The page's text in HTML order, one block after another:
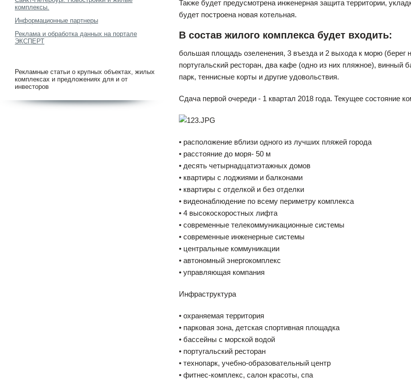
Также будет предусмотрена инженерная защита территории,
будет построена новая котельная.
В состав жилого комплекса будет входить:
большая площадь озеленения, 3 въезда и 2 выхода к морю (берег
португальский ресторан, два кафе (одно из них пляжное), винный
парк, теннисные корты и другие удовольствия.
Сдача первой очереди - 1 квартал 2018 года. Текущее состояние
• расположение вблизи одного из лучших пляжей города
• расстояние до моря- 50 м
• десять четырнадцатиэтажных домов
• квартиры с лоджиями и балконами
• квартиры с отделкой и без отделки
• видеонаблюдение по всему периметру комплекса
• 4 высокоскоростных лифта
• современные телекоммуникационные системы
• современные инженерные системы
• центральные коммуникации
• автономный энергокомплекс
• управляющая компания
Инфраструктура
• охраняемая территория
• парковая зона, детская спортивная площадка
• бассейны с морской водой
• португальский ресторан
• технопарк, учебно-образовательный центр
• фитнес-комплекс, салон красоты, спа
комплексы.
Информационные партнеры
Реклама и обработка данных на портале
ЭКСПЕРТ
Рекламные статьи о крупных объектах, жилых
комплексах и предложениях для и от
инвесторов